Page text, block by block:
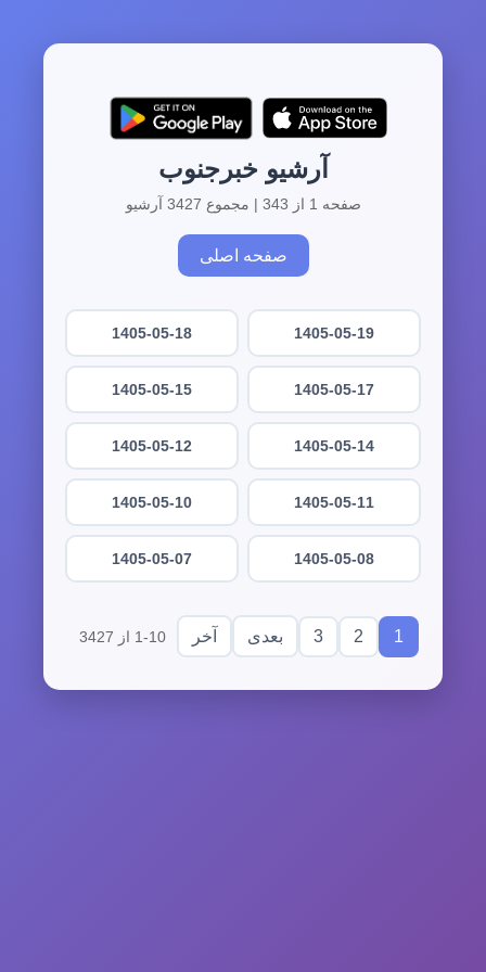
آرشیو خبرجنوب
صفحه 1 از 343 | مجموع 3427 آرشیو
صفحه اصلی
1405-05-19
1405-05-18
1405-05-17
1405-05-15
1405-05-14
1405-05-12
1405-05-11
1405-05-10
1405-05-08
1405-05-07
1
2
3 بعدی آخر 1-10 از 3427